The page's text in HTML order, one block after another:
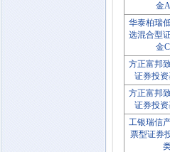
金
华泰柏瑞
选混合型
金
方正富邦
证券投
方正富邦
证券投
工银瑞信
票型证券